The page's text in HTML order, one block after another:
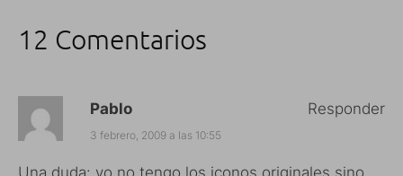
12 Comentarios
Pablo
3 febrero, 2009 a las 10:55
Una duda: yo no tengo los iconos originales sino
Responder